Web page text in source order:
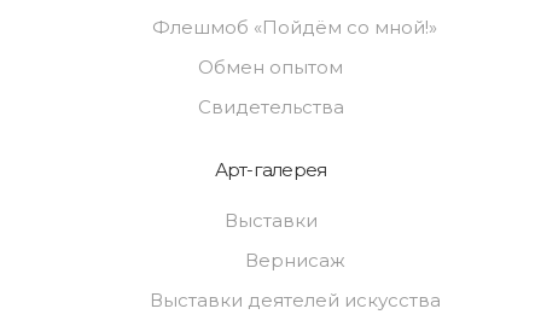
Флешмоб «Пойдём со мной!»
Обмен опытом
Свидетельства
Арт-галерея
Выставки
Вернисаж
Выставки деятелей искусства